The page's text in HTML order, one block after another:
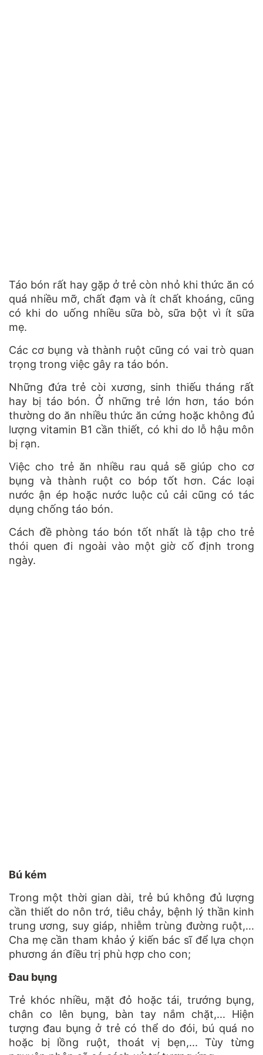
Táo bón rất hay gặp ở trẻ còn nhỏ khi thức ăn có
quá nhiều mỡ, chất đạm và ít chất khoáng, cũng
có khi do uống nhiều sữa bò, sữa bột vì ít sữa
mẹ.
Các cơ bụng và thành ruột cũng có vai trò quan
trọng trong việc gây ra táo bón.
Những đứa trẻ còi xương, sinh thiếu tháng rất
hay bị táo bón. Ở những trẻ lớn hơn, táo bón
thường do ăn nhiều thức ăn cứng hoặc không đủ
lượng vitamin B1 cần thiết, có khi do lỗ hậu môn
bị rạn.
Việc cho trẻ ăn nhiều rau quả sẽ giúp cho cơ
bụng và thành ruột co bóp tốt hơn. Các loại
nước ận ép hoặc nước luộc củ cải cũng có tác
dụng chống táo bón.
Cách đề phòng táo bón tốt nhất là tập cho trẻ
thói quen đi ngoài vào một giờ cố định trong
ngày.
Bú kém
Trong một thời gian dài, trẻ bú không đủ lượng
cần thiết do nôn trớ, tiêu chảy, bệnh lý thần kinh
trung ương, suy giáp, nhiễm trùng đường ruột,...
Cha mẹ cần tham khảo ý kiến bác sĩ để lựa chọn
phương án điều trị phù hợp cho con;
Đau bụng
Trẻ khóc nhiều, mặt đỏ hoặc tái, trướng bụng,
chân co lên bụng, bàn tay nắm chặt,... Hiện
tượng đau bụng ở trẻ có thể do đói, bú quá no
hoặc bị lồng ruột, thoát vị bẹn,... Tùy từng